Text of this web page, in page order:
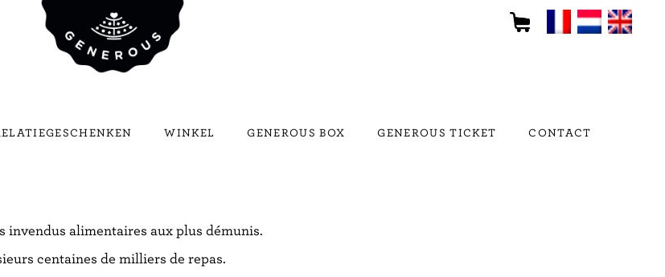
WINKEL GENEROUS BOX GENEROUS TICKET CONTACT
invendus alimentaires aux plus démunis.
centaines de milliers de repas.